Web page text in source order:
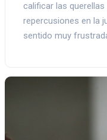
calificar las
repercusiones en la
sentido muy